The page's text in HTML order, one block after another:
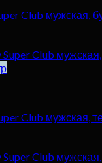
Club мужская,
Club мужская,